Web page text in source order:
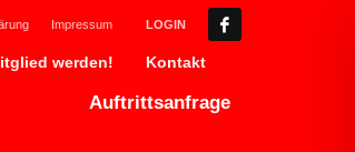
Impressum LOGIN
werden! Kontakt
Auftrittsanfrage